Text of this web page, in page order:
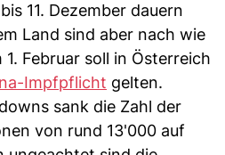
11. Dezember dauern
Land sind aber nach wie
Februar soll in Österreich
Impfpflicht gelten.
sank die Zahl der
von rund 13'000 auf